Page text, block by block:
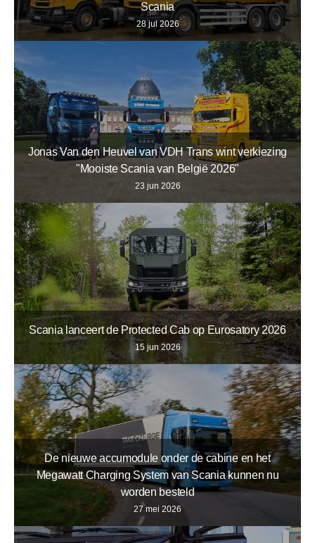
Scania
28 jul 2026
Jonas Van den Heuvel van VDH Trans wint verkiezing
"Mooiste Scania van België 2026"
23 jun 2026
Scania lanceert de Protected Cab op Eurosatory 2026
15 jun 2026
De nieuwe accumodule onder de cabine en het
Megawatt Charging System van Scania kunnen nu
worden besteld
27 mei 2026